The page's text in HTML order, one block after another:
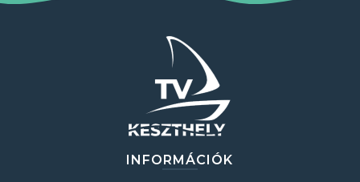
INFORMÁCIÓK